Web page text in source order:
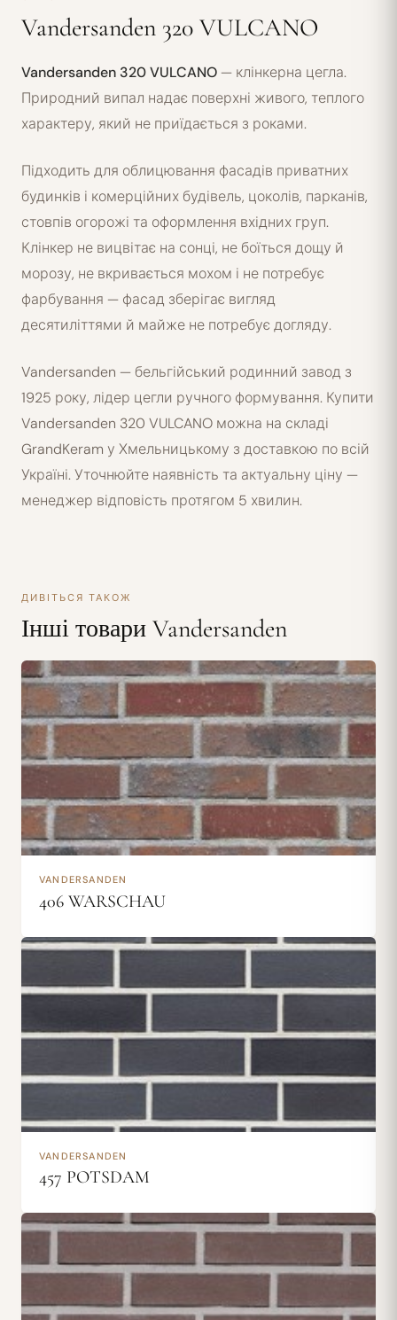
Vandersanden 320 VULCANO
Vandersanden 320 VULCANO— клінкерна цегла.
Природний випал надає поверхні живого, теплого
характеру, який не приїдається з роками.
Підходить для облицювання фасадів приватних
будинків і комерційних будівель, цоколів, парканів,
стовпів огорожі та оформлення вхідних груп.
Клінкер не вицвітає на сонці, не боїться дощу й
морозу, не вкривається мохом і не потребує
фарбування — фасад зберігає вигляд
десятиліттями й майже не потребує догляду.
Vandersanden — бельгійський родинний завод з
1925 року, лідер цегли ручного формування. Купити
Vandersanden 320 VULCANO можна на складі
GrandKeram у Хмельницькому з доставкою по всій
Україні. Уточнюйте наявність та актуальну ціну —
менеджер відповість протягом 5 хвилин.
ДИВІТЬСЯ ТАКОЖ
Інші товари Vandersanden
VANDERSANDEN
406 WARSCHAU
VANDERSANDEN
457 POTSDAM